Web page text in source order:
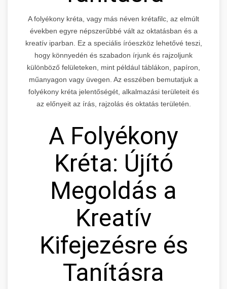
A folyékony kréta, vagy más néven krétafilc, az elmúlt
években egyre népszerűbbé vált az oktatásban és a
kreatív iparban. Ez a speciális íróeszköz lehetővé teszi,
hogy könnyedén és szabadon írjunk és rajzoljunk
különböző felületeken, mint például táblákon, papíron,
műanyagon vagy üvegen. Az esszében bemutatjuk a
folyékony kréta jelentőségét, alkalmazási területeit és
az előnyeit az írás, rajzolás és oktatás területén.
A Folyékony
Kréta: Újító
Megoldás a
Kreatív
Kifejezésre és
Tanításra